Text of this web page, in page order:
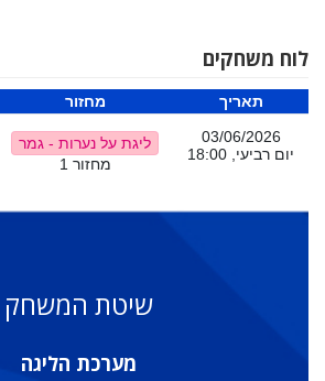
לוח משחקים
מחזור תאריך
ליגת על נערות - גמר
מחזור 1
03/06/2026
יום רביעי, 18:00
שיטת המשחק
מערכת הליגה